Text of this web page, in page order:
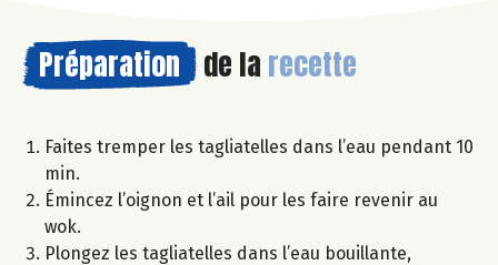
Préparation de la recette
Faites tremper les tagliatelles dans l’eau pendant 10
min.
Émincez l’oignon et l’ail pour les faire revenir au
wok.
Plongez les tagliatelles dans l’eau bouillante,